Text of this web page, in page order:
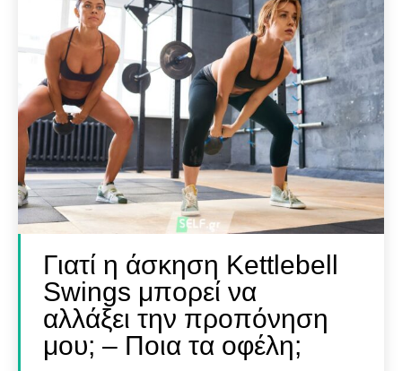
Γιατί η άσκηση Kettlebell
Swings μπορεί να
αλλάξει την προπόνηση
μου; – Ποια τα οφέλη;